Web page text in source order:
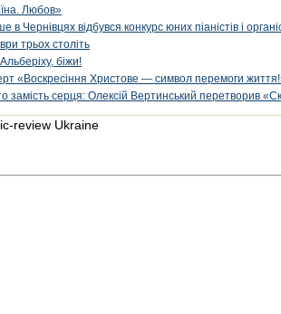
Любов»
в Чернівцях відбувся конкурс юних піаністів і
трьох століть
біжи!
«Воскресіння Христове — символ перемоги
замість серця: Олексій Вертинський перетворив
review Ukraine